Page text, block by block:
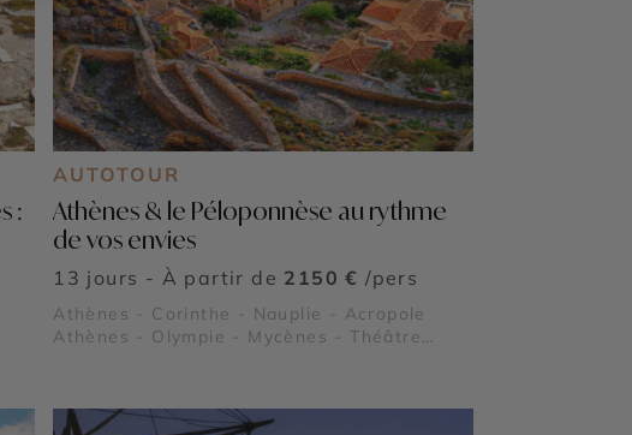
:
AUTOTOUR
Athènes & le Péloponnèse au rythme
de vos envies
13 jours - À partir de 2150 € /pers
Athènes - Corinthe - Nauplie - Acropole
Athènes - Olympie - Mycènes - Théâtre